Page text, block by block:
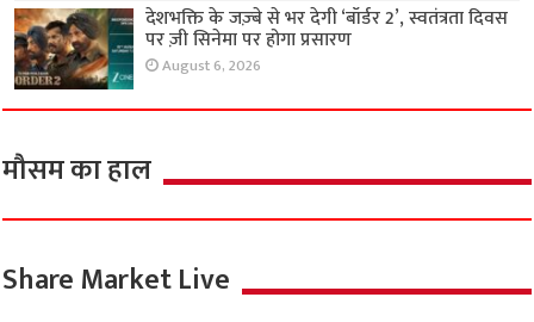
देशभक्ति के जज़्बे से भर देगी ‘बॉर्डर 2’, स्वतंत्रता दिवस
पर ज़ी सिनेमा पर होगा प्रसारण
August 6, 2026
मौसम का हाल
Share Market Live